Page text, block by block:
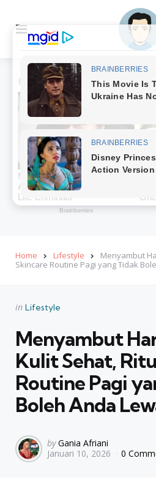
Menu
Home Lifestyle
Menyambut
Skincare Routine Pagi yang Tidak
Categories
Posted
in Lifestyle
Menyambut
Kulit Sehat,
Routine Pagi
Boleh Anda
Posted
by
by Gania Afriani
Januari 10, 2026
0